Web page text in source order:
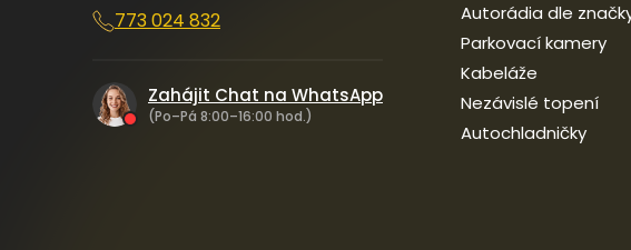
773 024 832
Zahájit Chat na WhatsApp
(Po–Pá 8:00–16:00 hod.)
Autorádia dle
Parkovací kamery
Kabeláže
Nezávislé topení
Autochladničky